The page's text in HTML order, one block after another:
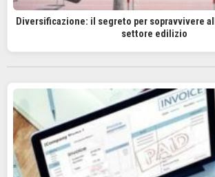
Diversificazione: il segreto per sopravvivere
settore edilizio